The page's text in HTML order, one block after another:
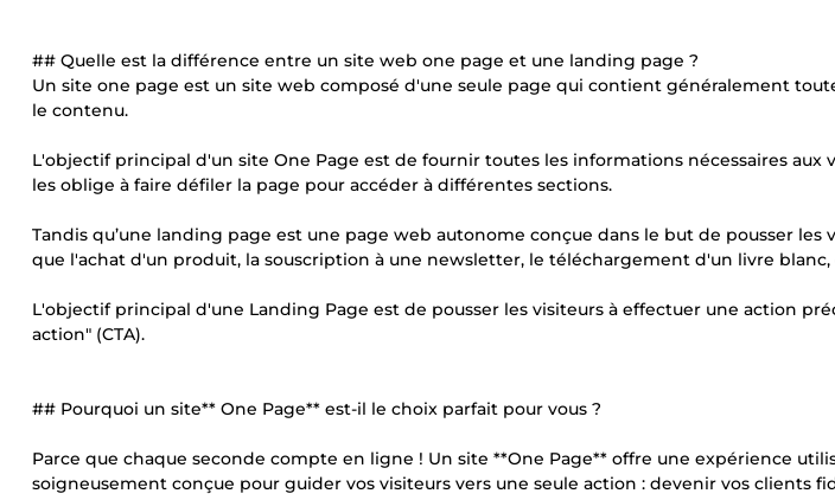
## Quelle est la différence entre un site web one page et une landing page ?
Un site one page est un site web composé d'une seule page qui contient généralement
le contenu.
L'objectif principal d'un site One Page est de fournir toutes les informations nécessaires aux
les oblige à faire défiler la page pour accéder à différentes sections.
Tandis qu’une landing page est une page web autonome conçue dans le but de pousser les
que l'achat d'un produit, la souscription à une newsletter, le téléchargement d'un livre blanc,
L'objectif principal d'une Landing Page est de pousser les visiteurs à effectuer une action
action" (CTA).
## Pourquoi un site** One Page** est-il le choix parfait pour vous ?
Parce que chaque seconde compte en ligne ! Un site **One Page** offre une expérience
soigneusement conçue pour guider vos visiteurs vers une seule action : devenir vos clients